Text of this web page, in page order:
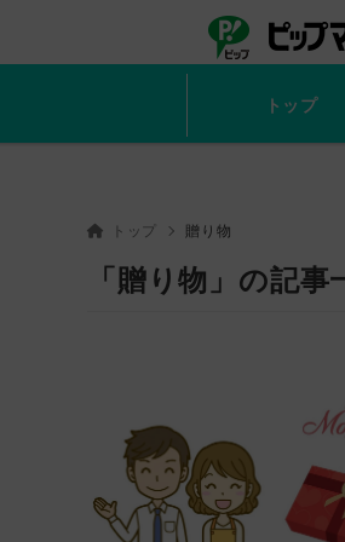
ピップ
トップ
トップ 贈り物
「贈り物」の記事